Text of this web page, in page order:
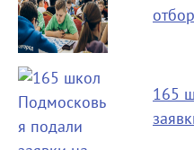
165